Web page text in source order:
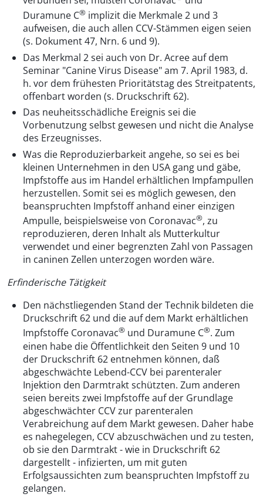
Duramune C® implizit die Merkmale 2 und 3
aufweisen, die auch allen CCV-Stämmen eigen seien
(s. Dokument 47, Nrn. 6 und 9).
Das Merkmal 2 sei auch von Dr. Acree auf dem
Seminar "Canine Virus Disease" am 7. April 1983, d.
h. vor dem frühesten Prioritätstag des Streitpatents,
offenbart worden (s. Druckschrift 62).
Das neuheitsschädliche Ereignis sei die
Vorbenutzung selbst gewesen und nicht die Analyse
des Erzeugnisses.
Was die Reproduzierbarkeit angehe, so sei es bei
kleinen Unternehmen in den USA gang und gäbe,
Impfstoffe aus im Handel erhältlichen Impfampullen
herzustellen. Somit sei es möglich gewesen, den
beanspruchten Impfstoff anhand einer einzigen
Ampulle, beispielsweise von Coronavac®, zu
reproduzieren, deren Inhalt als Mutterkultur
verwendet und einer begrenzten Zahl von Passagen
in caninen Zellen unterzogen worden wäre.
Erfinderische Tätigkeit
Den nächstliegenden Stand der Technik bildeten die
Druckschrift 62 und die auf dem Markt erhältlichen
Impfstoffe Coronavac® und Duramune C®. Zum
einen habe die Öffentlichkeit den Seiten 9 und 10
der Druckschrift 62 entnehmen können, daß
abgeschwächte Lebend-CCV bei parenteraler
Injektion den Darmtrakt schützten. Zum anderen
seien bereits zwei Impfstoffe auf der Grundlage
abgeschwächter CCV zur parenteralen
Verabreichung auf dem Markt gewesen. Daher habe
es nahegelegen, CCV abzuschwächen und zu testen,
ob sie den Darmtrakt - wie in Druckschrift 62
dargestellt - infizierten, um mit guten
Erfolgsaussichten zum beanspruchten Impfstoff zu
gelangen.